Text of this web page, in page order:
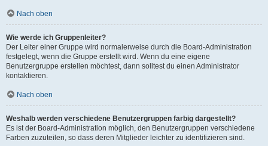
Nach oben
Wie werde ich Gruppenleiter?
Der Leiter einer Gruppe wird normalerweise durch die Board-Administration
festgelegt, wenn die Gruppe erstellt wird. Wenn du eine eigene
Benutzergruppe erstellen möchtest, dann solltest du einen Administrator
kontaktieren.
Nach oben
Weshalb werden verschiedene Benutzergruppen farbig dargestellt?
Es ist der Board-Administration möglich, den Benutzergruppen verschiedene
Farben zuzuteilen, so dass deren Mitglieder leichter zu identifizieren sind.